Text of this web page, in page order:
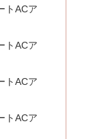
トACア
トACア
トACア
トACア